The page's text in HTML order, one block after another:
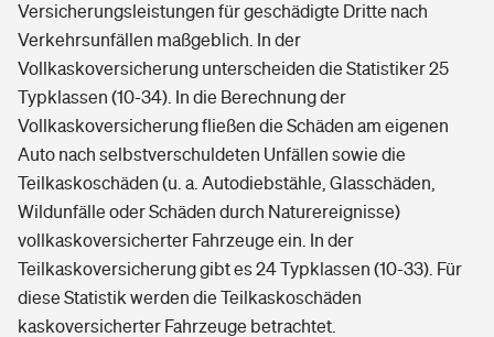
Versicherungsleistungen für geschädigte Dritte nach
Verkehrsunfällen maßgeblich. In der
Vollkaskoversicherung unterscheiden die Statistiker 25
Typklassen (10-34). In die Berechnung der
Vollkaskoversicherung fließen die Schäden am eigenen
Auto nach selbstverschuldeten Unfällen sowie die
Teilkaskoschäden (u. a. Autodiebstähle, Glasschäden,
Wildunfälle oder Schäden durch Naturereignisse)
vollkaskoversicherter Fahrzeuge ein. In der
Teilkaskoversicherung gibt es 24 Typklassen (10-33). Für
diese Statistik werden die Teilkaskoschäden
kaskoversicherter Fahrzeuge betrachtet.